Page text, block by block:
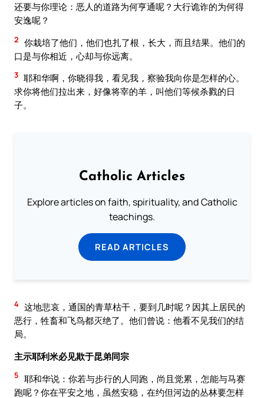
还要与你理论：恶人的道路为何亨通呢？大行诡诈的为何得
安逸呢？
2 你栽培了他们，他们也扎了根，长大，而且结果。他们的
口是与你相近，心却与你远离。
3 耶和华啊，你晓得我，看见我，察验我向你是怎样的心。
求你将他们拉出来，好像将宰的羊，叫他们等候杀戮的日
子。
Catholic Articles
Explore articles on faith, spirituality, and Catholic
teachings.
READ ARTICLES
4 这地悲哀，通国的青草枯干，要到几时呢？因其上居民的
恶行，牲畜和飞鸟都灭绝了。他们曾说：他看不见我们的结
局。
主示耶利米必见欺于昆弟同宗
5 耶和华说：你若与步行的人同跑，尚且觉累，怎能与马赛
跑呢？你在平安之地，虽然安稳，在约但河边的丛林要怎样